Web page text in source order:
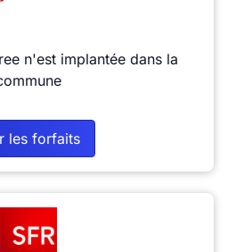
n'est implantée dans la
les forfaits